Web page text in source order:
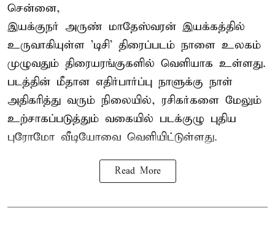
சென்னை,
இயக்குநர் அருண் மாதேஸ்வரன் இயக்கத்தில்
உருவாகியுள்ள 'டிசி' திரைப்படம் நாளை உலகம்
முழுவதும் திரையரங்குகளில் வெளியாக உள்ளது.
படத்தின் மீதான எதிர்பார்ப்பு நாளுக்கு நாள்
அதிகரித்து வரும் நிலையில், ரசிகர்களை மேலும்
உற்சாகப்படுத்தும் வகையில் படக்குழு புதிய
புரோமோ வீடியோவை வெளியிட்டுள்ளது.
Read More